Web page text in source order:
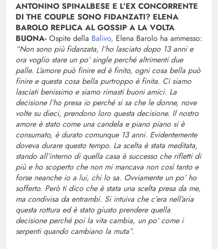
ANTONINO SPINALBESE E L’EX CONCORRENTE
DI THE COUPLE SONO FIDANZATI? ELENA
BAROLO REPLICA AL GOSSIP A LA VOLTA
BUONA- Ospite della Balivo, Elena Barolo ha ammesso:
“Non sono più fidanzata, l’ho lasciato dopo 13 anni e
ora voglio stare un po’ single perché altrimenti due
palle. L’amore può finire ed è finito, ogni cosa bella può
finire e questa cosa bella purtroppo è finita. Ci siamo
lasciati benissimo e siamo rimasti buoni amici. La
decisione l’ho presa io perché si sa che le donne, nove
volte su dieci, prendono loro questa decisione. Il nostro
amore è stato come una candela e piano piano si è
consumato, è durato comunque 13 anni. Evidentemente
doveva durare questo tempo. La scelta è stata meditata,
stando all’interno di quella casa è successo che rifletti di
più e ho scoperto che non mi mancava non così tanto e
forse neanche io a lui, chi lo sa. Ovviamente un po’ ho
sofferto. Però ti dico che è stata una scelta presa da me,
ma condivisa da entrambi. Si intuiva che c’era nell’aria
questa rottura ed è stato giusto prendere quella
decisione perché poi la vita cambia, un po’ come i
serpenti quando cambiano la muta”.